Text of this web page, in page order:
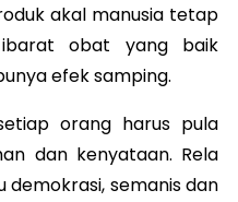
akal manusia tetap
ibarat obat yang baik
efek samping.
orang harus pula
dan kenyataan. Rela
semanis dan